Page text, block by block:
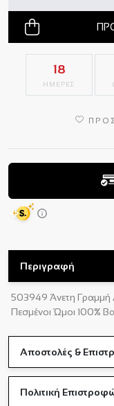
18
ΗΜΕΡΕΣ
Περιγραφή
503949 Άνετη Γραμμή
Πεσμένοι Ώμοι 100%
Αποστολές &
Πολιτική